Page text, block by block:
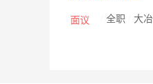
面议 全职 大冶